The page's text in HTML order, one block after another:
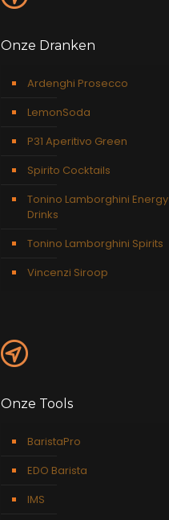
Onze Dranken
Ardenghi Prosecco
LemonSoda
P31 Aperitivo Green
Spirito Cocktails
Tonino Lamborghini Energy
Drinks
Tonino Lamborghini Spirits
Vincenzi Siroop
Onze Tools
BaristaPro
EDO Barista
IMS